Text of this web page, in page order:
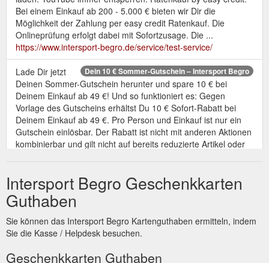
Bei einem Einkauf ab 200 - 5.000 € bieten wir Dir die
Möglichkeit der Zahlung per easy credit Ratenkauf. Die
Onlineprüfung erfolgt dabei mit Sofortzusage. Die ...
https://www.intersport-begro.de/service/test-service/
Dein 10 € Sommer-Gutschein – Intersport Begro
Lade Dir jetzt
Deinen Sommer-Gutschein herunter und spare 10 € bei
Deinem Einkauf ab 49 €! Und so funktioniert es: Gegen
Vorlage des Gutscheins erhältst Du 10 € Sofort-Rabatt bei
Deinem Einkauf ab 49 €. Pro Person und Einkauf ist nur ein
Gutschein einlösbar. Der Rabatt ist nicht mit anderen Aktionen
kombinierbar und gilt nicht auf bereits reduzierte Artikel oder
WIR SIND WIEDER DOPPELSIEGER - Intersport Begro
Gutschein
für 45 € 100 € Gutschein für 85 € Die INTERSPORT-
Gutscheinkarte. Unser Geschenktipp: JETZT zum Aktionpreis*
Daypack Centauri alltagstauglich und dennoch sportliches
Design | Hauptfach mit Laptopfach, zwei Seitenfächer,
Brillenfach Tragesystem: geschwungene Schultergurte,
Intersport Begro Geschenkkarten
Guthaben
Sie können das Intersport Begro Kartenguthaben ermitteln, indem
Sie die Kasse / Helpdesk besuchen.
Geschenkkarten Guthaben